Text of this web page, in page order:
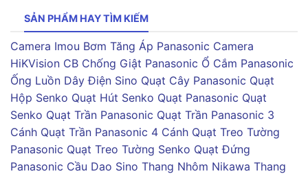
SẢN PHẨM HAY TÌM KIẾM
Camera Imou Bơm Tăng Áp Panasonic Camera
HiKVision CB Chống Giật Panasonic Ổ Cắm Panasonic
Ống Luồn Dây Điện Sino Quạt Cây Panasonic Quạt
Hộp Senko Quạt Hút Senko Quạt Panasonic Quạt
Senko Quạt Trần Panasonic Quạt Trần Panasonic 3
Cánh Quạt Trần Panasonic 4 Cánh Quạt Treo Tường
Panasonic Quạt Treo Tường Senko Quạt Đứng
Panasonic Cầu Dao Sino Thang Nhôm Nikawa Thang